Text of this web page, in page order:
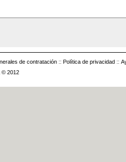
de contratación :: Política de privacidad ::
© 2012